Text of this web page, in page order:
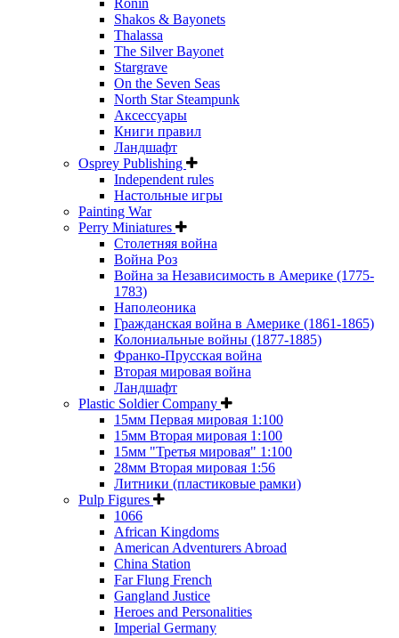
Ronin
Shakos & Bayonets
Thalassa
The Silver Bayonet
Stargrave
On the Seven Seas
North Star Steampunk
Аксессуары
Книги правил
Ландшафт
Osprey Publishing
Independent rules
Настольные игры
Painting War
Perry Miniatures
Столетняя война
Война Роз
Война за Независимость в Америке (1775-
1783)
Наполеоника
Гражданская война в Америке (1861-1865)
Колониальные войны (1877-1885)
Франко-Прусская война
Вторая мировая война
Ландшафт
Plastic Soldier Company
15мм Первая мировая 1:100
15мм Вторая мировая 1:100
15мм "Третья мировая" 1:100
28мм Вторая мировая 1:56
Литники (пластиковые рамки)
Pulp Figures
1066
African Kingdoms
American Adventurers Abroad
China Station
Far Flung French
Gangland Justice
Heroes and Personalities
Imperial Germany